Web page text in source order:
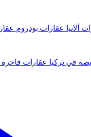
ألانيا عقارات بودروم
في تركيا عقارات فاخرة